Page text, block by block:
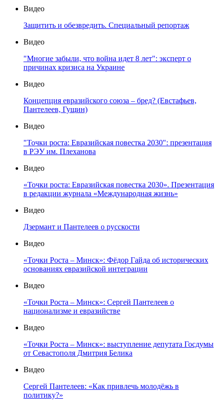
Видео
Защитить и обезвредить. Специальный репортаж
Видео
"Многие забыли, что война идет 8 лет": эксперт о
причинах кризиса на Украине
Видео
Концепция евразийского союза – бред? (Евстафьев,
Пантелеев, Гущин)
Видео
"Точки роста: Евразийская повестка 2030": презентация
в РЭУ им. Плеханова
Видео
«Точки роста: Евразийская повестка 2030». Презентация
в редакции журнала «Международная жизнь»
Видео
Дзермант и Пантелеев о русскости
Видео
«Точки Роста – Минск»: Фёдор Гайда об исторических
основаниях евразийской интеграции
Видео
«Точки Роста – Минск»: Сергей Пантелеев о
национализме и евразийстве
Видео
«Точки Роста – Минск»: выступление депутата Госдумы
от Севастополя Дмитрия Белика
Видео
Сергей Пантелеев: «Как привлечь молодёжь в
политику?»